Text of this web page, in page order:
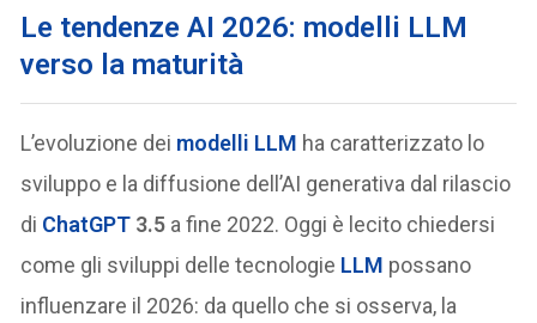
Le tendenze AI 2026: modelli LLM
verso la maturità
L’evoluzione dei modelli LLM ha caratterizzato lo
sviluppo e la diffusione dell’AI generativa dal rilascio
di ChatGPT 3.5 a fine 2022. Oggi è lecito chiedersi
come gli sviluppi delle tecnologie LLM possano
influenzare il 2026: da quello che si osserva, la